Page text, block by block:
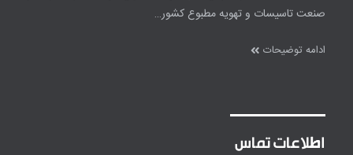
صنعت تاسیسات و تهویه مطبوع کشور…
ادامه توضیحات
اطلاعات تماس